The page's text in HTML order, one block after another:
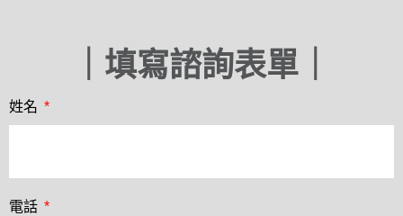
｜填寫諮詢表單｜
姓名
電話